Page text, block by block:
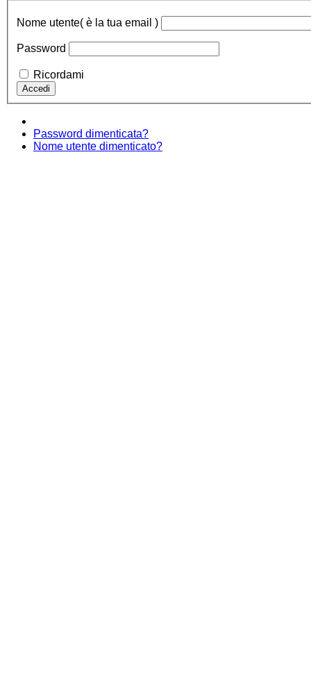
Nome utente( è la tua email )
Password
Ricordami
Password dimenticata?
Nome utente dimenticato?